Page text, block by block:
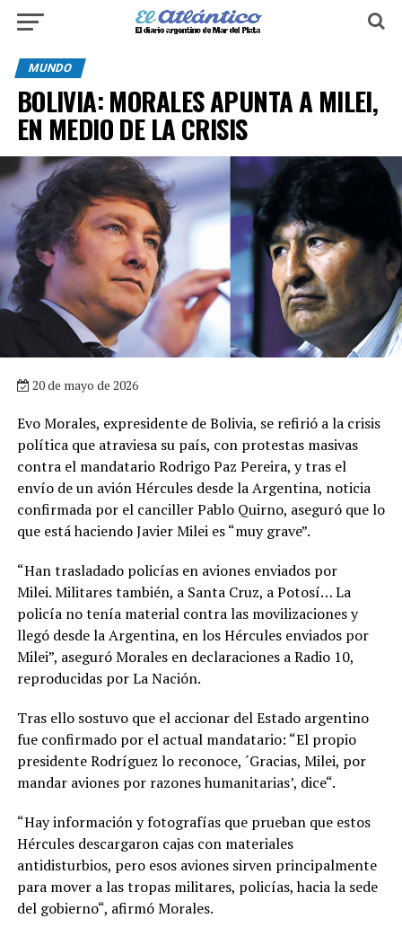
MUNDO
BOLIVIA: MORALES APUNTA A MILEI,
EN MEDIO DE LA CRISIS
20 de mayo de 2026
Evo Morales, expresidente de Bolivia, se refirió a la crisis
política que atraviesa su país, con protestas masivas
contra el mandatario Rodrigo Paz Pereira, y tras el
envío de un avión Hércules desde la Argentina, noticia
confirmada por el canciller Pablo Quirno, aseguró que lo
que está haciendo Javier Milei es “muy grave”.
“Han trasladado policías en aviones enviados por
Milei. Militares también, a Santa Cruz, a Potosí… La
policía no tenía material contra las movilizaciones y
llegó desde la Argentina, en los Hércules enviados por
Milei”, aseguró Morales en declaraciones a Radio 10,
reproducidas por La Nación.
Tras ello sostuvo que el accionar del Estado argentino
fue confirmado por el actual mandatario: “El propio
presidente Rodríguez lo reconoce, ´Gracias, Milei, por
mandar aviones por razones humanitarias’, dice“.
“Hay información y fotografías que prueban que estos
Hércules descargaron cajas con materiales
antidisturbios, pero esos aviones sirven principalmente
para mover a las tropas militares, policías, hacia la sede
del gobierno“, afirmó Morales.